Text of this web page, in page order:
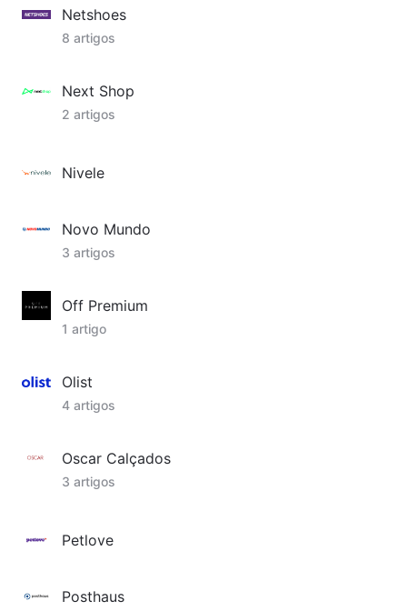
Netshoes
8 artigos
Next Shop
2 artigos
Nivele
Novo Mundo
3 artigos
Off Premium
1 artigo
Olist
4 artigos
Oscar Calçados
3 artigos
Petlove
Posthaus